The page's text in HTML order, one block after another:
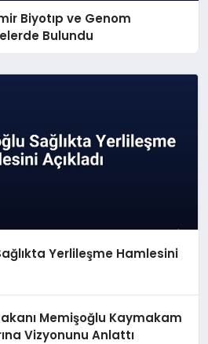
Biyotıp ve Genom
Bulundu
Yerlileşme Hamlesini
Memişoğlu Kaymakam
Vizyonunu Anlattı